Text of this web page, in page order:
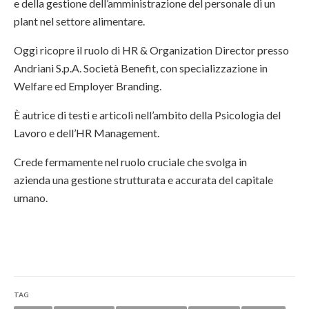
e della gestione dell’amministrazione del personale di un
plant nel settore alimentare.
Oggi ricopre il ruolo di HR & Organization Director presso
Andriani S.p.A. Società Benefit, con specializzazione in
Welfare ed Employer Branding.
È autrice di testi e articoli nell’ambito della Psicologia del
Lavoro e dell’HR Management.
Crede fermamente nel ruolo cruciale che svolga in
azienda una gestione strutturata e accurata del capitale
umano.
TAG